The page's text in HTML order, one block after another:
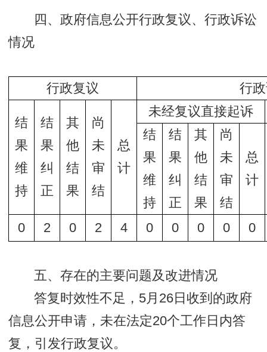
四、政府信息公开行政复议、行政诉讼
情况
行政复议 行
结
果
维
持
结
果
纠
正
其
他
结
果
尚
未
审
结
总
计
未经复议直接起诉
结
果
维
持
结
果
纠
正
其
他
结
果
尚
未
审
结
总
计
0 2 0 2 4 0 0 0 0 0
五、存在的主要问题及改进情况
答复时效性不足，5月26日收到的政府
信息公开申请，未在法定20个工作日内答
复，引发行政复议。